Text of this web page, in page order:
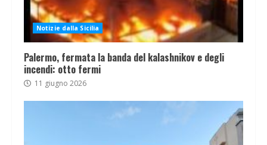
Notizie dalla Sicilia
Palermo, fermata la banda del kalashnikov e degli
incendi: otto fermi
11 giugno 2026